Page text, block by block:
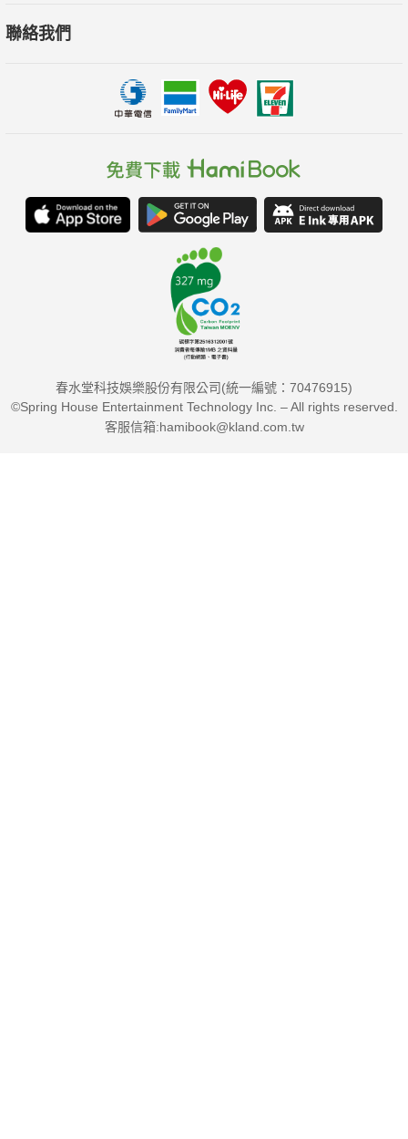
聯絡我們
春水堂科技娛樂股份有限公司(統一編號：70476915)
©Spring House Entertainment Technology Inc. – All rights reserved.
客服信箱:hamibook@kland.com.tw